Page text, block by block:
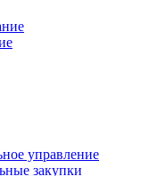
управление
закупки